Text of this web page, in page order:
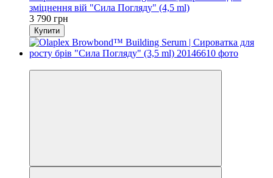
зміцнення вій "Сила Погляду" (4,5 ml)
3 790 грн
Купити